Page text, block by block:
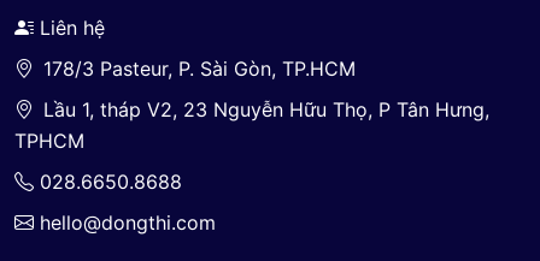
Liên hệ
178/3 Pasteur, P. Sài Gòn, TP.HCM
Lầu 1, tháp V2, 23 Nguyễn Hữu Thọ, P Tân Hưng,
TPHCM
028.6650.8688
hello@dongthi.com